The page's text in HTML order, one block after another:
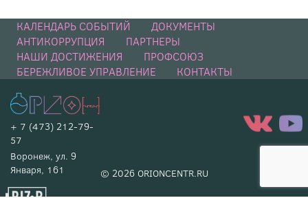
КАЛЕНДАРЬ СОБЫТИЙ
ДОКУМЕНТЫ
АНТИКОРРУПЦИЯ
ПАРТНЕРЫ
НАШИ ДОСТИЖЕНИЯ
ПРОФСОЮЗ
БЕРЕЖЛИВОЕ УПРАВЛЕНИЕ
КОНТАКТЫ
+ 7 (473) 212-79-
57
Воронеж, ул. 9
Января, 161
© 2026 ORIONCENTR.RU